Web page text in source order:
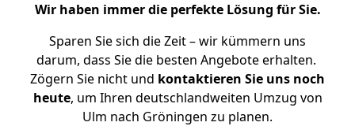
Wir haben immer die perfekte Lösung für Sie.
Sparen Sie sich die Zeit – wir kümmern uns
darum, dass Sie die besten Angebote erhalten.
Zögern Sie nicht und kontaktieren Sie uns noch
heute, um Ihren deutschlandweiten Umzug von
Ulm nach Gröningen zu planen.